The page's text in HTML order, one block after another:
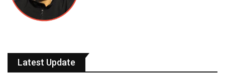
Latest Update